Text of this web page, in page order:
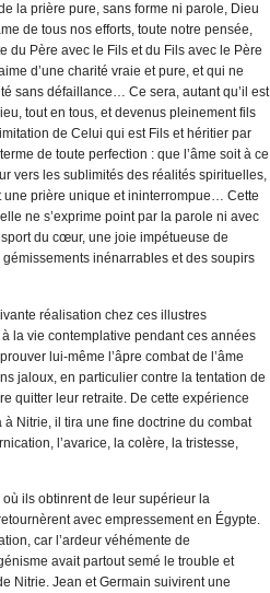
la prière pure, sans forme ni parole, Dieu
de tous nos efforts, toute notre pensée,
du Père avec le Fils et du Fils avec le Père
d’une charité vraie et pure, et qui ne
sans défaillance… Ce sera, autant qu’il est
tout en tous, et devenus pleinement fils
de Celui qui est Fils et héritier par
de toute perfection : que l’âme soit à ce
vers les sublimités des réalités spirituelles,
une prière unique et ininterrompue… Cette
ne s’exprime point par la parole ni avec
du cœur, une joie impétueuse de
gémissements inénarrables et des soupirs
réalisation chez ces illustres
la vie contemplative pendant ces années
lui-même l’âpre combat de l’âme
jaloux, en particulier contre la tentation de
quitter leur retraite. De cette expérience
à Nitrie, il tira une fine doctrine du combat
l’avarice, la colère, la tristesse,
ils obtinrent de leur supérieur la
avec empressement en Égypte.
car l’ardeur véhémente de
avait partout semé le trouble et
Nitrie. Jean et Germain suivirent une